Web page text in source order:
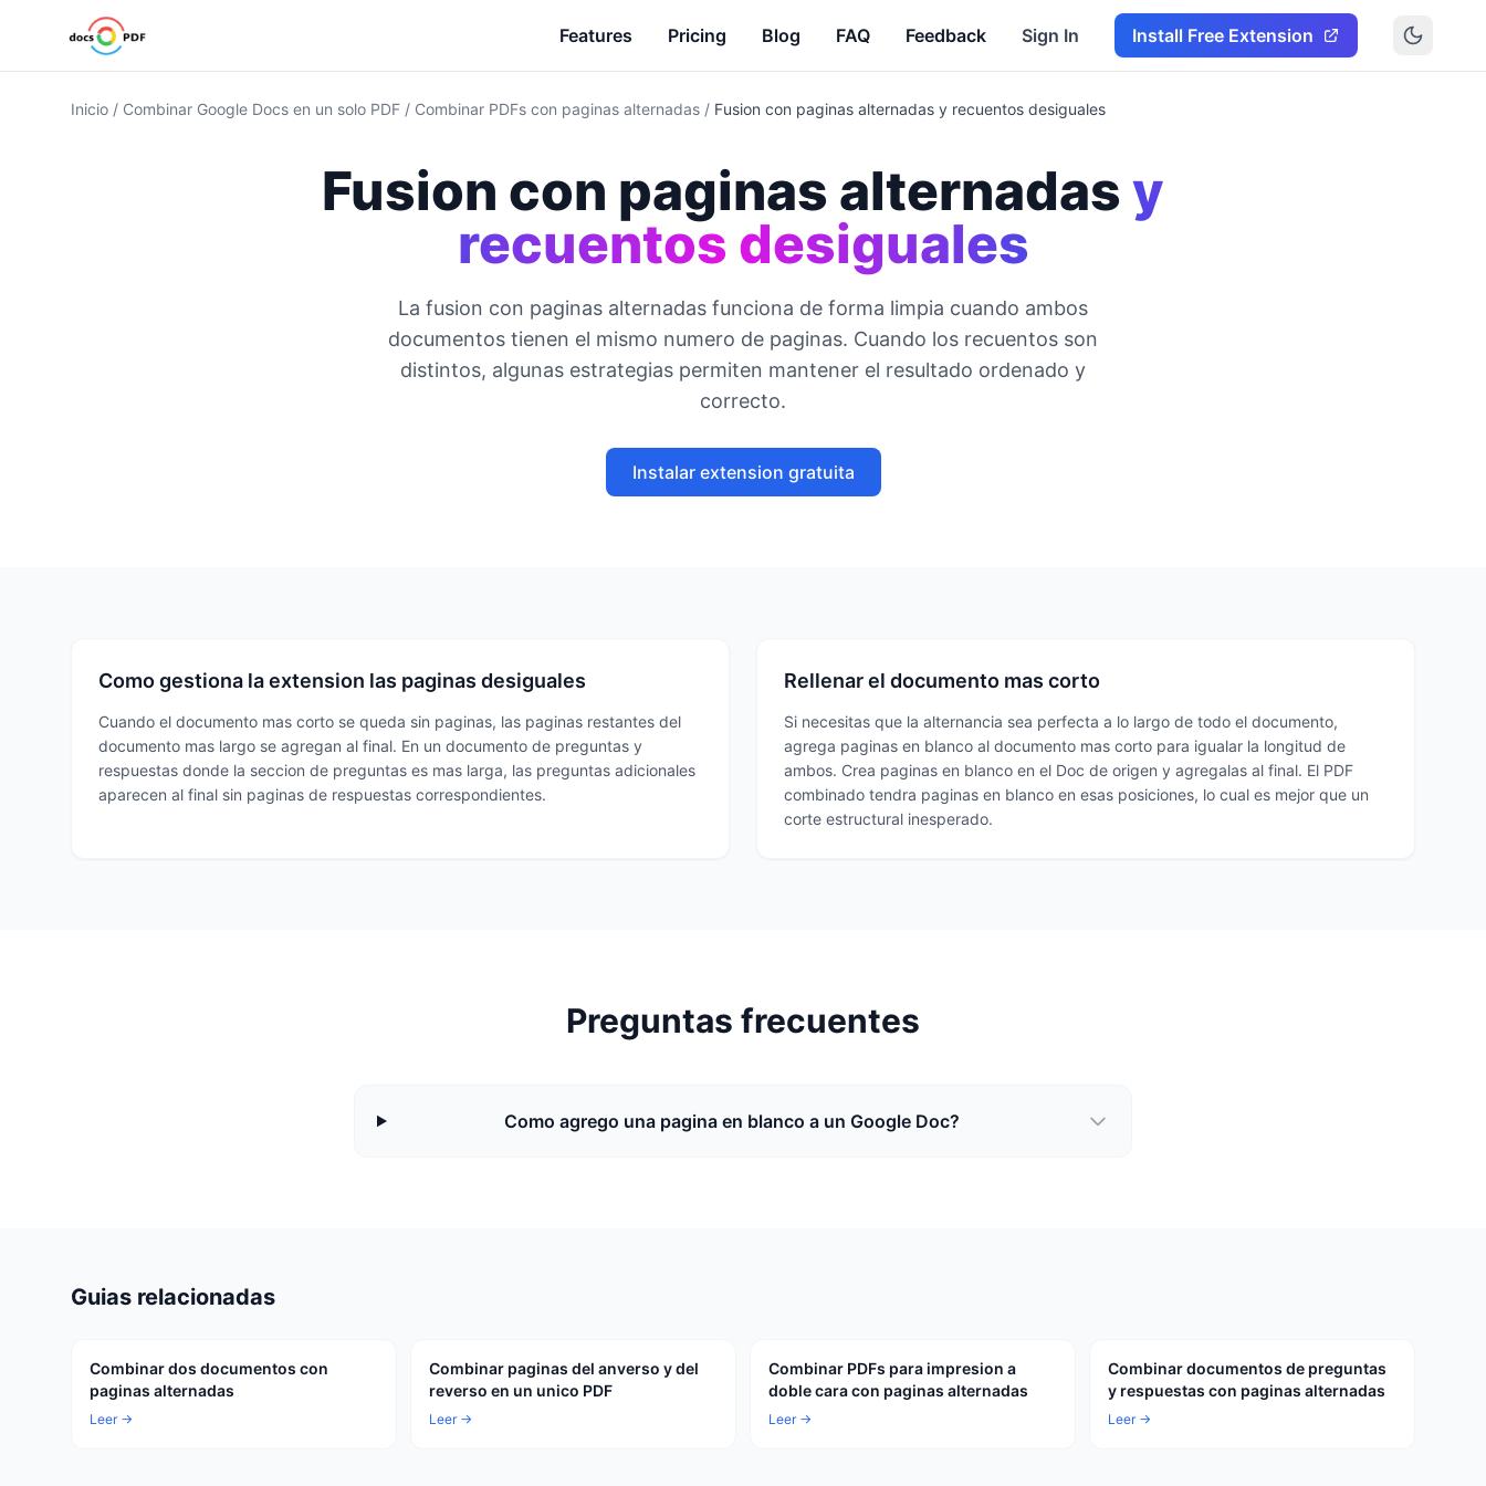
Features Pricing Blog FAQ Feedback Sign In Install Free Extension
Inicio / Combinar Google Docs en un solo PDF / Combinar PDFs con paginas alternadas / Fusion con paginas alternadas y recuentos desiguales
Fusion con paginas alternadas y
recuentos desiguales
La fusion con paginas alternadas funciona de forma limpia cuando ambos
documentos tienen el mismo numero de paginas. Cuando los recuentos son
distintos, algunas estrategias permiten mantener el resultado ordenado y
correcto.
Instalar extension gratuita
Como gestiona la extension las paginas desiguales
Cuando el documento mas corto se queda sin paginas, las paginas restantes del
documento mas largo se agregan al final. En un documento de preguntas y
respuestas donde la seccion de preguntas es mas larga, las preguntas adicionales
aparecen al final sin paginas de respuestas correspondientes.
Rellenar el documento mas corto
Si necesitas que la alternancia sea perfecta a lo largo de todo el documento,
agrega paginas en blanco al documento mas corto para igualar la longitud de
ambos. Crea paginas en blanco en el Doc de origen y agregalas al final. El PDF
combinado tendra paginas en blanco en esas posiciones, lo cual es mejor que un
corte estructural inesperado.
Preguntas frecuentes
Como agrego una pagina en blanco a un Google Doc?
Guias relacionadas
Combinar dos documentos con
paginas alternadas
Leer →
Combinar paginas del anverso y del
reverso en un unico PDF
Leer →
Combinar PDFs para impresion a
doble cara con paginas alternadas
Leer →
Combinar documentos de preguntas
y respuestas con paginas alternadas
Leer →